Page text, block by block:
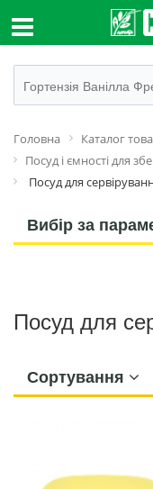
Головна Каталог
Посуд і ємності для
Посуд для
Вибір за
Посуд для
Сортування